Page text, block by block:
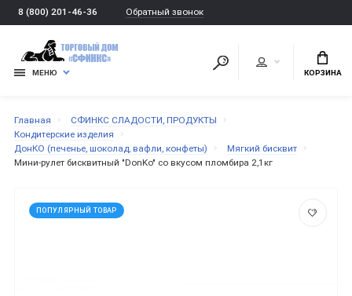
8 (800) 201-46-36 Обратный звонок
МЕНЮ КОРЗИНА
Главная
СФИНКС СЛАДОСТИ, ПРОДУКТЫ
Кондитерские изделия
ДонКО (печенье, шоколад, вафли, конфеты)
Мягкий бисквит
Мини-рулет бисквитный "DonKo" со вкусом пломбира 2,1кг
ПОПУЛЯРНЫЙ ТОВАР